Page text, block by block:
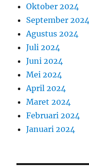
Oktober 2024
September 2024
Agustus 2024
Juli 2024
Juni 2024
Mei 2024
April 2024
Maret 2024
Februari 2024
Januari 2024